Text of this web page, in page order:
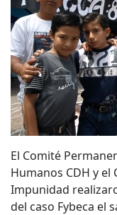
El Comité
Humanos CDH y
Impunidad
del caso Fybeca el